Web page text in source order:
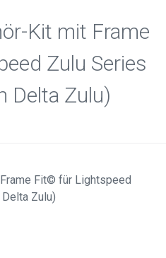
Kit mit Frame
Zulu Series
Delta Zulu)